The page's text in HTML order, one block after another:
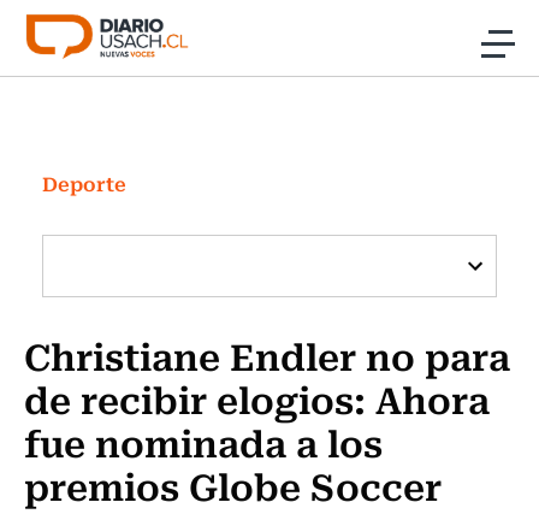
Click acá para ir directamente al contenido
Investigación
Cultura
Programas Radio y TV Usach
Deporte
Christiane Endler no para
de recibir elogios: Ahora
fue nominada a los
premios Globe Soccer